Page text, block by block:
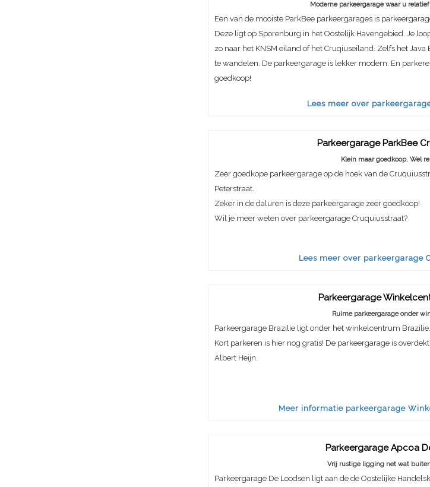
Moderne parkeergarage waar u
Een van de mooiste ParkBee parkeergarages is
Deze ligt op Sporenburg in het Oostelijk Havengebied. Je
zo naar het KNSM eiland of het Cruqiuseiland. Zelfs het Java
te wandelen. De parkeergarage is lekker modern. En
goedkoop!
Lees meer over
Parkeergarage ParkBee
Klein maar goedkoop. Wel
Zeer goedkope parkeergarage op de hoek van de
Peterstraat.
Zeker in de daluren is deze parkeergarage zeer goedkoop!
Wil je meer weten over parkeergarage Cruquiusstraat?
Lees meer over parkeergarage
Parkeergarage
Ruime parkeergarage onder
Parkeergarage Brazilie ligt onder het winkelcentrum Brazilie.
Kort parkeren is hier nog gratis! De parkeergarage is
Albert Heijn.
Meer informatie parkeergarage
Parkeergarage Apcoa
Vrij rustige ligging net wat
Parkeergarage De Loodsen ligt aan de de Oostelijke